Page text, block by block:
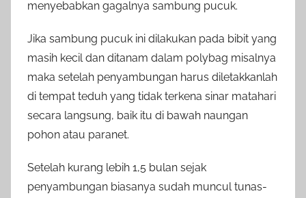
menyebabkan gagalnya sambung pucuk.
Jika sambung pucuk ini dilakukan pada bibit yang
masih kecil dan ditanam dalam polybag misalnya
maka setelah penyambungan harus diletakkanlah
di tempat teduh yang tidak terkena sinar matahari
secara langsung, baik itu di bawah naungan
pohon atau paranet.
Setelah kurang lebih 1,5 bulan sejak
penyambungan biasanya sudah muncul tunas-